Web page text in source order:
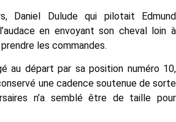
Daniel Dulude qui pilotait Edmund
en envoyant son cheval loin à
les commandes.
au départ par sa position numéro 10,
une cadence soutenue de sorte
n’a semblé être de taille pour